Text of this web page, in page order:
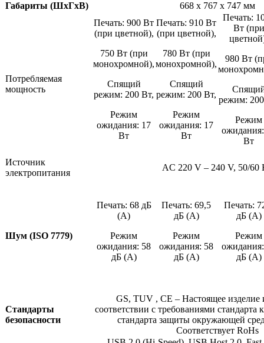
Габариты (ШхГхВ)
668 x 767 x 747 мм
Потребляемая
мощность
Печать: 900 Вт
(при цветной),
750 Вт (при
монохромной),
Спящий
режим: 200 Вт,
Режим
ожидания: 17
Вт
Печать: 910 Вт
(при цветной),
780 Вт (при
монохромной),
Спящий
режим: 200 Вт,
Режим
ожидания: 17
Вт
Печать:
Вт (при
980 Вт
режим:
Режим
Вт
Источник
электропитания
AC 220 V – 240 V, 50/60
Шум (ISO 7779)
Печать: 68 дБ
(А)
Режим
ожидания: 58
дБ (А)
Печать: 69,5
дБ (А)
Режим
ожидания: 58
дБ (А)
Печать:
дБ (А)
Режим
дБ (А)
Стандарты
безопасности
GS, TUV , CE – Настоящее изделие
соответствии с требованиями стандарта
стандарта защиты окружающей
Соответствует RoHs